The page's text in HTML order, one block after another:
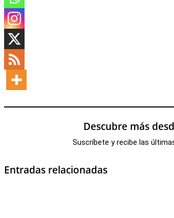
Descubre más
Suscríbete y recibe las
Entradas relacionadas